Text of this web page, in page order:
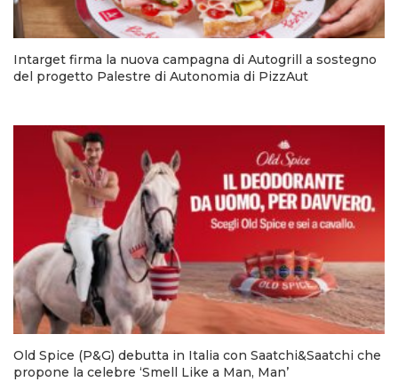
Intarget firma la nuova campagna di Autogrill a sostegno
del progetto Palestre di Autonomia di PizzAut
Old Spice (P&G) debutta in Italia con Saatchi&Saatchi che
propone la celebre ‘Smell Like a Man, Man’